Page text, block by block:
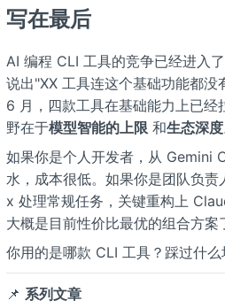
写在最后
AI 编程 CLI 工具的竞争已经进入
说出"XX 工具连这个基础功能都
6 月，四款工具在基础能力上已经
野在于模型智能的上限 和生态深度
如果你是个人开发者，从 Gemini
水，成本很低。如果你是团队负
x 处理常规任务，关键重构上
大概是目前性价比最优的组合方案
你用的是哪款 CLI 工具？踩过什么
📌 系列文章